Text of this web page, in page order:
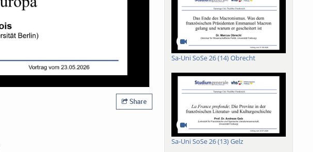
Share
Sa-Uni SoSe 26 (14) Obrecht
Sa-Uni SoSe 26 (13) Gelz